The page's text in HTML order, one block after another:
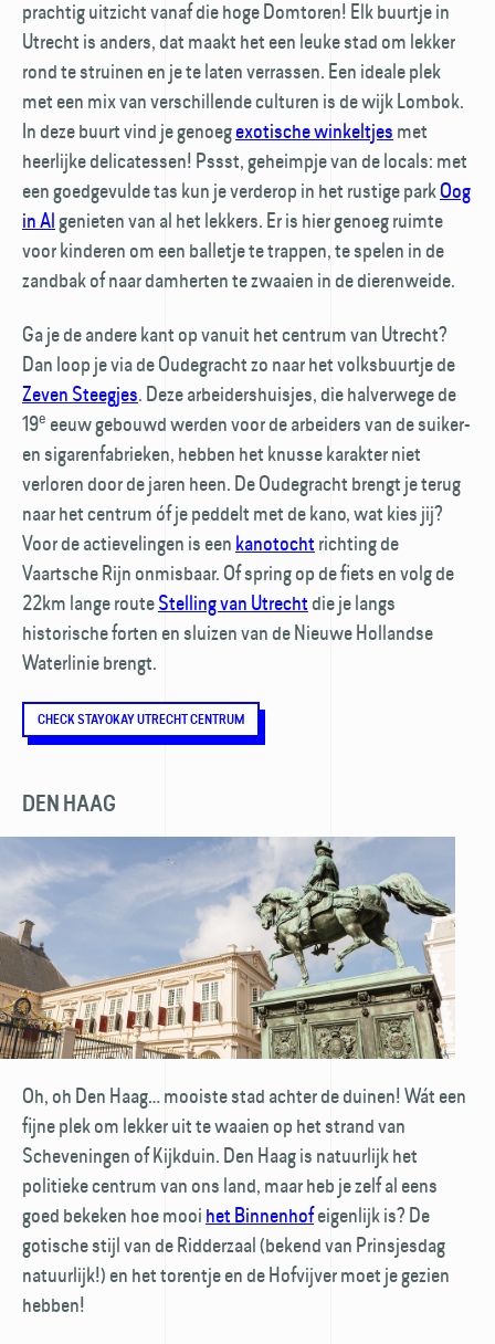
prachtig uitzicht vanaf die hoge Domtoren! Elk buurtje in
Utrecht is anders, dat maakt het een leuke stad om lekker
rond te struinen en je te laten verrassen. Een ideale plek
met een mix van verschillende culturen is de wijk Lombok.
In deze buurt vind je genoegexotische winkeltjes met
heerlijke delicatessen! Pssst, geheimpje van de locals: met
een goedgevulde tas kun je verderop in het rustige parkOog
in Algenieten van al het lekkers. Er is hier genoeg ruimte
voor kinderen om een balletje te trappen, te spelen in de
zandbak of naar damherten te zwaaien in de dierenweide.
Ga je de andere kant op vanuit het centrum van Utrecht?
Dan loop je via de Oudegracht zo naar het volksbuurtje de
Zeven Steegjes. Deze arbeidershuisjes, die halverwege de
19e eeuw gebouwd werden voor de arbeiders van de suiker-
en sigarenfabrieken, hebben het knusse karakter niet
verloren door de jaren heen. De Oudegracht brengt je terug
naar het centrum óf je peddelt met de kano, wat kies jij?
Voor de actievelingen is een kanotocht richting de
Vaartsche Rijn onmisbaar. Of spring op de fiets en volg de
22km lange routeStelling van Utrecht die je langs
historische forten en sluizen van de Nieuwe Hollandse
Waterlinie brengt.
CHECK STAYOKAY UTRECHT CENTRUM
DEN HAAG
Oh, oh Den Haag… mooiste stad achter de duinen! Wát een
fijne plek om lekker uit te waaien op het strand van
Scheveningen of Kijkduin. Den Haag is natuurlijk het
politieke centrum van ons land, maar heb je zelf al eens
goed bekeken hoe mooi het Binnenhofeigenlijk is? De
gotische stijl van de Ridderzaal (bekend van Prinsjesdag
natuurlijk!) en het torentje en de Hofvijver moet je gezien
hebben!